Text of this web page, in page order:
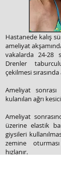
Hastanede kalış
ameliyat
vakalarda 24-28
Drenler
çekilmesi
Ameliyat
kulanılan ağrı
Ameliyat
üzerine elastik
giysileri
zemine
hızlanır.